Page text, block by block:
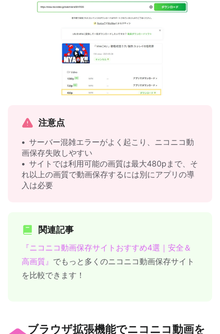
注意点
サーバー混雑エラーがよく起こり、ニコニコ動
画保存失敗しやすい
サイトでは利用可能の画質は最大480pまで、そ
れ以上の画質で動画保存するには別にアプリの導
入は必要
関連記事
『ニコニコ動画保存サイトおすすめ4選｜安全＆
高画質』 でもっと多くのニコニコ動画保存サイト
を比較できます！
ブラウザ拡張機能でニコニコ動画を